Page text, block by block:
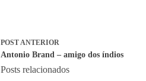
POSTANTERIOR
Antonio Brand – amigo dos índios
Posts relacionados